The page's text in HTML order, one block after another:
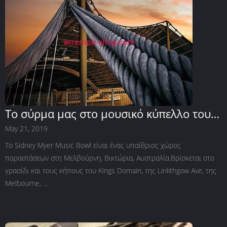
Το σύρμα μας στο μουσικό κύπελλο του
Σίντνεϊ Μάιερ.
May 21, 2019
Το Sidney Myer Music Bowl είναι ένας υπαίθριος χώρος
παραστάσεων στη Μελβούρνη, Βικτώρια, Αυστραλία.Βρίσκεται στο
γρασίδι και τους κήπους του Kings Domain, της Linlithgow Ave, της
Melbourne, ...